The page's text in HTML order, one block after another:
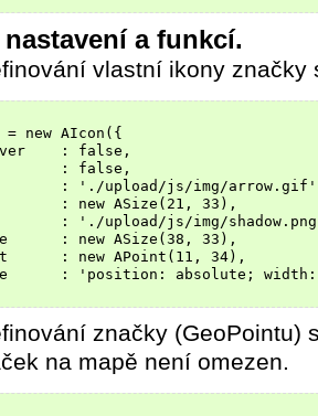
a funkcí.
vlastní ikony značky
= new AIcon({
: false,
: false,
: './upload/js/img/
: new ASize(21, 33),
: './upload/js/img/
: new ASize(38, 33),
: new
: 'position: absolute;
značky (GeoPointu)
na mapě není omezen.